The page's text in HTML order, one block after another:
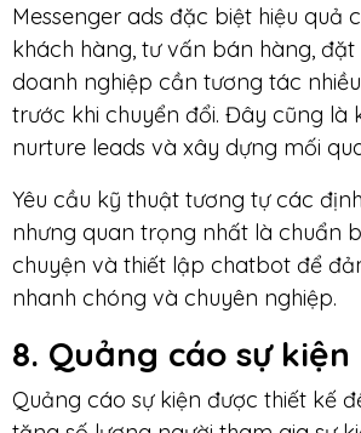
Messenger ads đặc biệt hiệu quả
khách hàng, tư vấn bán hàng, đặt
doanh nghiệp cần tương tác
trước khi chuyển đổi. Đây cũng là
nurture leads và xây dựng mối
Yêu cầu kỹ thuật tương tự các
nhưng quan trọng nhất là chuẩn
chuyện và thiết lập chatbot để
nhanh chóng và chuyên nghiệp.
8. Quảng cáo sự kiện
Quảng cáo sự kiện được thiết kế